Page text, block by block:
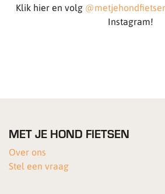
Klik hier en volg
Instagram!
MET JE HOND FIETSEN
Over ons
Stel een vraag